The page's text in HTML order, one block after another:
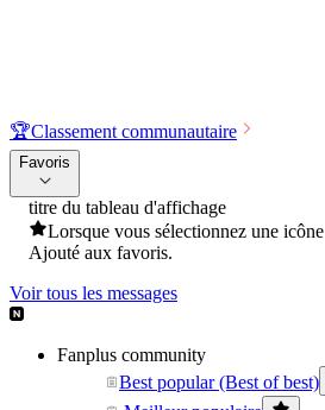
🏆Classement communautaire
Favoris
titre du tableau d'affichage
Lorsque vous sélectionnez une icône
Ajouté aux favoris.
Voir tous les messages
Fanplus community
Best popular (Best of best)